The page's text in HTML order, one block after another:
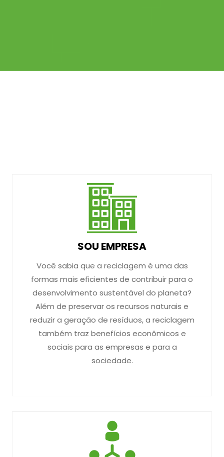
SOU EMPRESA
Você sabia que a reciclagem é uma das
formas mais eficientes de contribuir para o
desenvolvimento sustentável do planeta?
Além de preservar os recursos naturais e
reduzir a geração de resíduos, a reciclagem
também traz benefícios econômicos e
sociais para as empresas e para a
sociedade.